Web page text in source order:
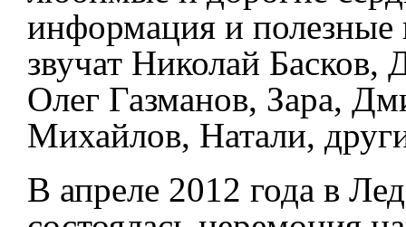
информация и полезные
звучат Николай
Олег Газманов, Зара,
Михайлов, Натали,
В апреле 2012 года в